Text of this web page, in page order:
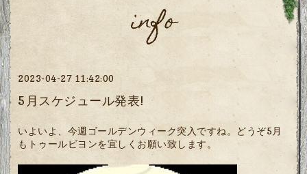
info
2023-04-27 11:42:00
5月スケジュール発表!
いよいよ、今週ゴールデンウィーク突入ですね。どうぞ5月
もトゥールビヨンを宜しくお願い致します。